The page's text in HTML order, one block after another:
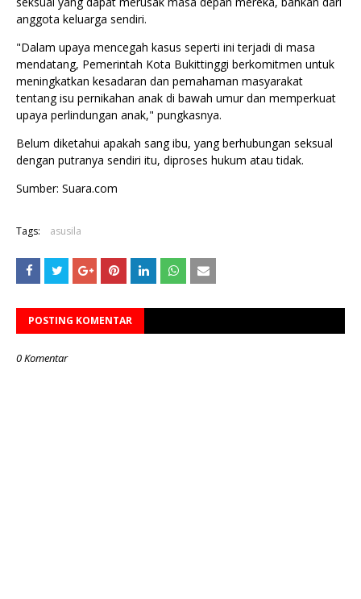
anggota keluarga sendiri.
"Dalam upaya mencegah kasus seperti ini terjadi di masa
mendatang, Pemerintah Kota Bukittinggi berkomitmen untuk
meningkatkan kesadaran dan pemahaman masyarakat
tentang isu pernikahan anak di bawah umur dan memperkuat
upaya perlindungan anak," pungkasnya.
Belum diketahui apakah sang ibu, yang berhubungan seksual
dengan putranya sendiri itu, diproses hukum atau tidak.
Sumber: Suara.com
Tags: asusila
POSTING KOMENTAR
0 Komentar